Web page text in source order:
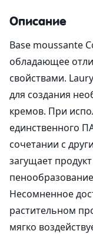
Описание
Base moussante
обладающее
свойствами.
для создания
кремов. При
единственного
сочетании с
загущает
Несомненное
растительном
мягко